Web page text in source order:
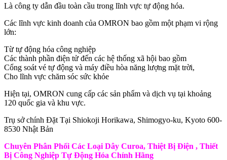
Là công ty dẫn đầu toàn cầu trong lĩnh vực tự động hóa.
Các lĩnh vực kinh doanh của OMRON bao gồm một phạm vi rộng
lớn:
Từ tự động hóa công nghiệp
Các thành phần điện tử đến các hệ thống xã hội bao gồm
Cổng soát vé tự động và máy điều hòa năng lượng mặt trời,
Cho lĩnh vực chăm sóc sức khỏe
Hiện tại, OMRON cung cấp các sản phẩm và dịch vụ tại khoảng
120 quốc gia và khu vực.
Trụ sở chính Đặt Tại Shiokoji Horikawa, Shimogyo-ku, Kyoto 600-
8530 Nhật Bản
Chuyên Phân Phối Các Loại Dây Curoa, Thiệt Bị Điện , Thiết
Bị Công Nghiệp Tự Động Hóa Chính Hãng